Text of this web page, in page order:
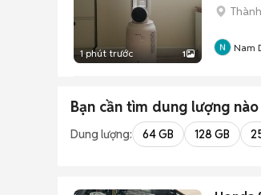
1 phút trước 1 Nam
Bạn cần tìm dung lượng
Dung lượng: 64 GB 128 GB